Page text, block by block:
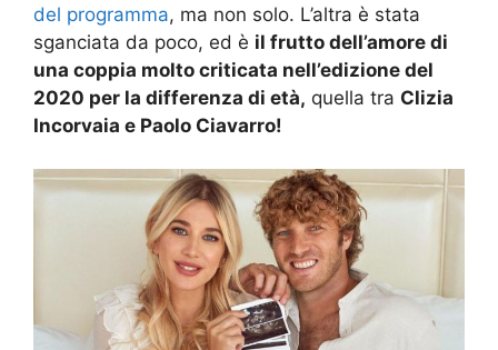
del programma, ma non solo. L’altra è stata
sganciata da poco, ed è il frutto dell’amore di
una coppia molto criticata nell’edizione del
2020 per la differenza di età, quella tra Clizia
Incorvaia e Paolo Ciavarro!